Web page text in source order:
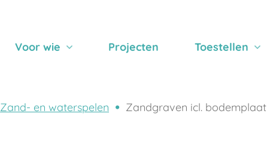
Voor wie Projecten Toestellen
Zand- en waterspelen Zandgraven icl. bodemplaat